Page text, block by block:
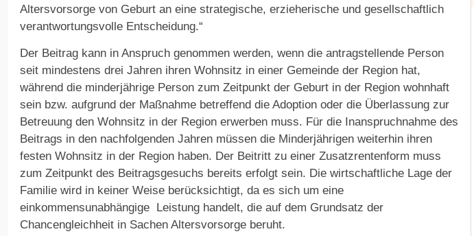
Altersvorsorge von Geburt an eine strategische, erzieherische und gesellschaftlich
verantwortungsvolle Entscheidung.“
Der Beitrag kann in Anspruch genommen werden, wenn die antragstellende Person
seit mindestens drei Jahren ihren Wohnsitz in einer Gemeinde der Region hat,
während die minderjährige Person zum Zeitpunkt der Geburt in der Region wohnhaft
sein bzw. aufgrund der Maßnahme betreffend die Adoption oder die Überlassung zur
Betreuung den Wohnsitz in der Region erwerben muss. Für die Inanspruchnahme des
Beitrags in den nachfolgenden Jahren müssen die Minderjährigen weiterhin ihren
festen Wohnsitz in der Region haben. Der Beitritt zu einer Zusatzrentenform muss
zum Zeitpunkt des Beitragsgesuchs bereits erfolgt sein. Die wirtschaftliche Lage der
Familie wird in keiner Weise berücksichtigt, da es sich um eine
einkommensunabhängige Leistung handelt, die auf dem Grundsatz der
Chancengleichheit in Sachen Altersvorsorge beruht.